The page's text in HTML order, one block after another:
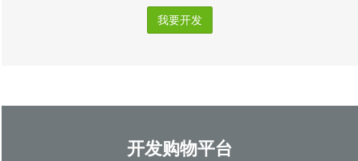
我要开发
开发购物平台